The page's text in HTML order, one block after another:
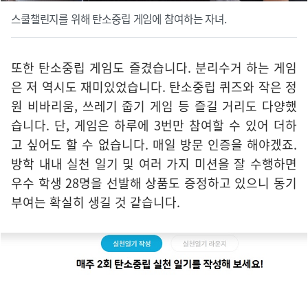
스쿨챌린지를 위해 탄소중립 게임에 참여하는 자녀.
또한 탄소중립 게임도 즐겼습니다. 분리수거 하는 게임
은 저 역시도 재미있었습니다. 탄소중립 퀴즈와 작은 정
원 비바리움, 쓰레기 줍기 게임 등 즐길 거리도 다양했
습니다. 단, 게임은 하루에 3번만 참여할 수 있어 더하
고 싶어도 할 수 없습니다. 매일 방문 인증을 해야겠죠.
방학 내내 실천 일기 및 여러 가지 미션을 잘 수행하면
우수 학생 28명을 선발해 상품도 증정하고 있으니 동기
부여는 확실히 생길 것 같습니다.